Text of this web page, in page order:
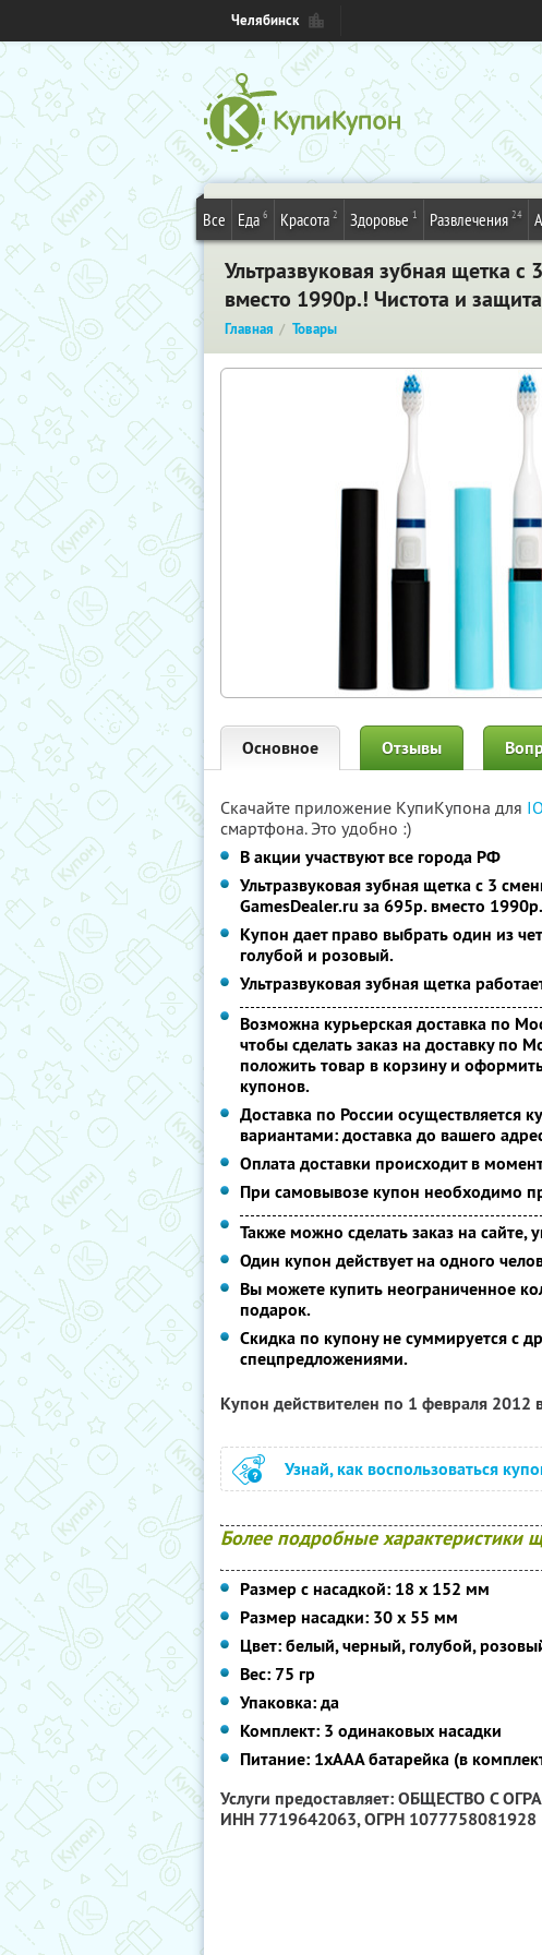
Челябинск
Все Еда 6 Красота 2 Здоровье 1 Развлечения 24
Ультразвуковая зубная щетка
вместо 1990р.! Чистота и
Главная Товары
Основное Отзывы
Скачайте приложение КупиКупона для
смартфона. Это удобно :)
В акции участвуют все города РФ
Ультразвуковая зубная щетка с 3
GamesDealer.ru за695р. вместо 1990р.
Купон дает право выбрать один из
голубой и розовый.
Ультразвуковая зубная щетка
Возможна курьерская доставка по
чтобы сделать заказ на доставку по
положить товар в корзину и
купонов.
Доставка по России осуществляется
вариантами: доставка до вашего
Оплата доставки происходит в
При самовывозе купон необходимо
Также можно сделать заказ на
Один купон действует на одного
Вы можете купить неограниченное
подарок.
Скидка по купону не суммируется с
спецпредложениями.
Купон действителен по 1 февраля 2012
Узнай, как воспользоваться
Более подробные характеристики
Размер с насадкой: 18 х 152 мм
Размер насадки: 30 х 55 мм
Цвет: белый, черный, голубой,
Вес: 75 гр
Упаковка: да
Комплект: 3 одинаковых насадки
Питание: 1хААА батарейка (в
Услуги предоставляет: ОБЩЕСТВО С
ИНН 7719642063, ОГРН 1077758081928